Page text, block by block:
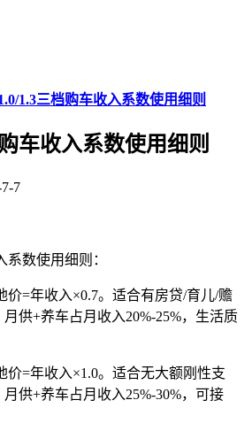
1.3三档购车收入系数使用细则
车收入系数使用细则
7
系数使用细则：
价=年收入×0.7。适合有房贷/育儿/赡
供+养车占月收入20%-25%，生活质
价=年收入×1.0。适合无大额刚性支
供+养车占月收入25%-30%，可接